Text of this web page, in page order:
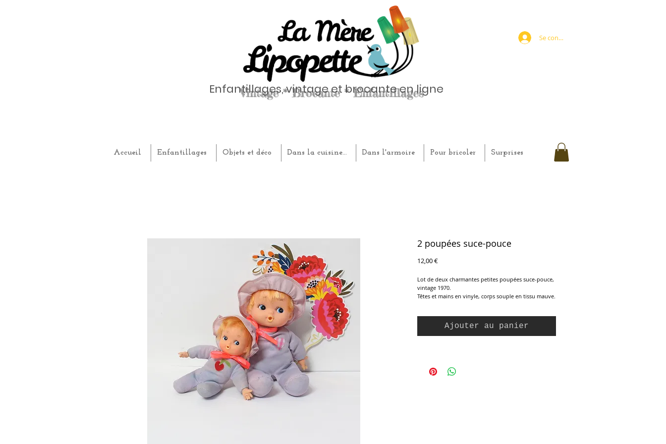
Enfantillages, vintage et brocante en ligne
Accueil Enfantillages Objets et déco Dans la cuisine... Dans l'armoire Pour bricoler Surprises
Se connecter
2 poupées suce-pouce
12,00 €Prix
Lot de deux charmantes petites poupées suce-pouce,
vintage 1970.
Têtes et mains en vinyle, corps souple en tissu mauve.
21 et 14 cmAjouter au panier